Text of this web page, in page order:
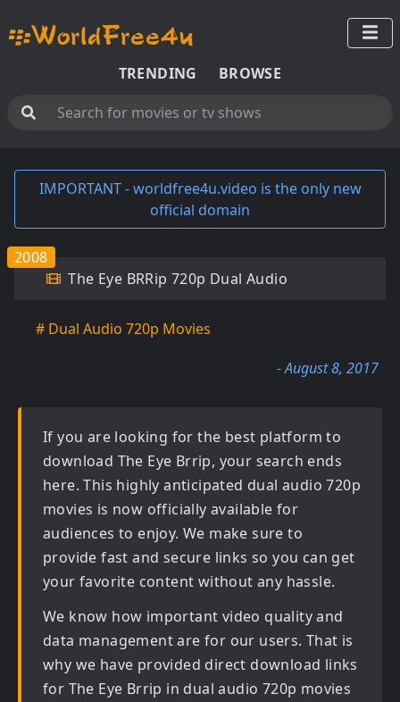
TRENDING BROWSE
IMPORTANT - worldfree4u.video is the only new
official domain
The Eye BRRip 720p Dual Audio
2008
# Dual Audio 720p Movies
- August 8, 2017
If you are looking for the best platform to
download The Eye Brrip, your search ends
here. This highly anticipated dual audio 720p
movies is now officially available for
audiences to enjoy. We make sure to
provide fast and secure links so you can get
your favorite content without any hassle.
We know how important video quality and
data management are for our users. That is
why we have provided direct download links
for The Eye Brrip in dual audio 720p movies